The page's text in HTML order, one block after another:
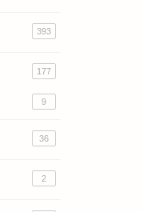
393
177
9
36
2